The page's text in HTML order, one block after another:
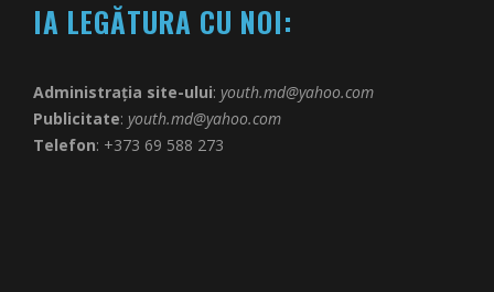
IA LEGĂTURA CU NOI:
Administrația site-ului: youth.md@yahoo.com
Publicitate: youth.md@yahoo.com
Telefon: +373 69 588 273